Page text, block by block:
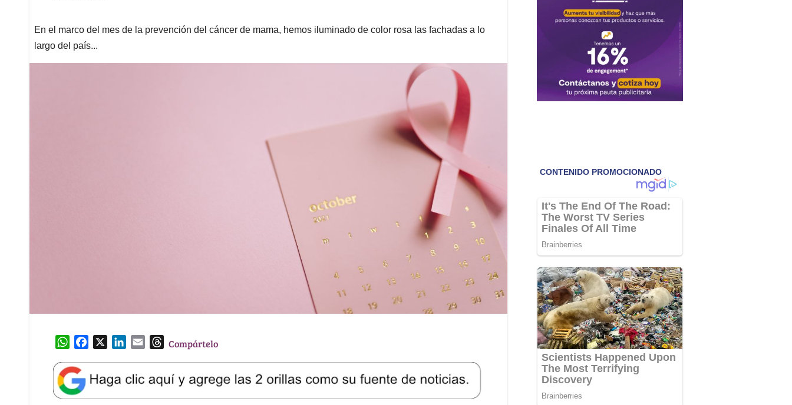
En el marco del mes de la prevención del cáncer de mama, hemos iluminado de color rosa las fachadas a lo
largo del país...
W
a
t
s
e
b
k
e
l
T
e
a
Compártelo